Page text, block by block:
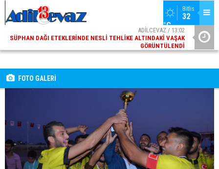
Bitlis
32
°C
ADİLCEVAZ / 13:02
SÜPHAN DAĞI ETEKLERINDE NESLI TEHLIKE ALTINDAKI VAŞAK
GÖRÜNTÜLENDI
ADİLCEVAZ / 09:10
FOTO GALERİ